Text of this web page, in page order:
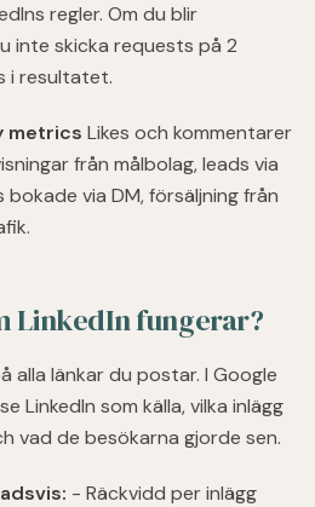
regler. Om du blir
inte skicka requests på 2
i resultatet.
metrics Likes och kommentarer
från målbolag, leads via
bokade via DM, försäljning från
LinkedIn fungerar?
alla länkar du postar. I Google
LinkedIn som källa, vilka inlägg
vad de besökarna gjorde sen.
- Räckvidd per inlägg